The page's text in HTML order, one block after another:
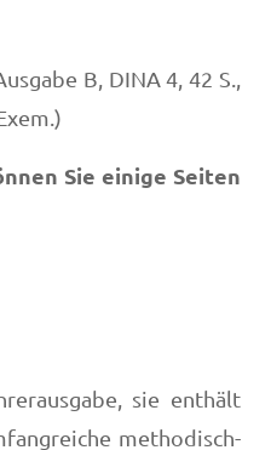
B, DINA 4, 42 S.,
Sie einige Seiten
sie enthält
methodisch-